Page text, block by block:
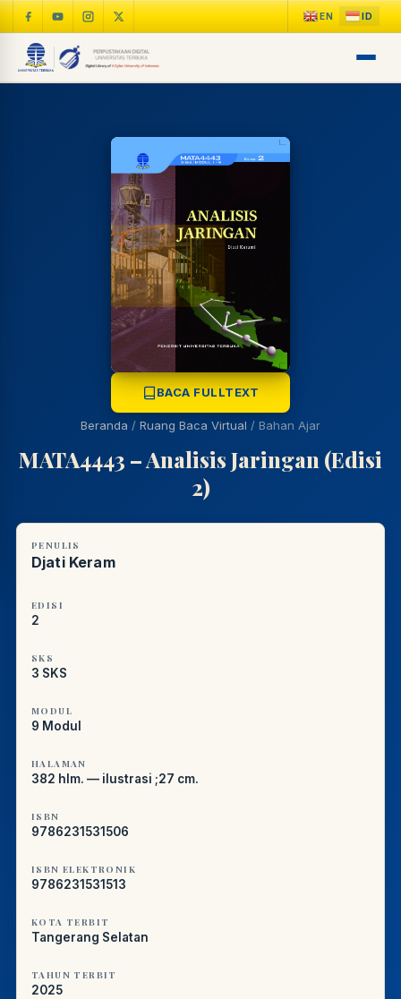
BACA FULLTEXT
Beranda / Ruang Baca Virtual / Bahan Ajar
MATA4443 – Analisis Jaringan (Edisi
2)
PENULIS
Djati Keram
EDISI
2
SKS
3 SKS
MODUL
9 Modul
HALAMAN
382 hlm. — ilustrasi ;27 cm.
ISBN
9786231531506
ISBN ELEKTRONIK
9786231531513
KOTA TERBIT
Tangerang Selatan
TAHUN TERBIT
2025
NARA
REFERENSI AKADEMIK
Online A±
AKADEMIK